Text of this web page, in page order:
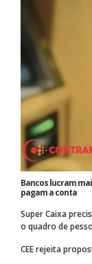
Bancos lucram
pagam a conta
Super Caixa
o quadro de
CEE rejeita